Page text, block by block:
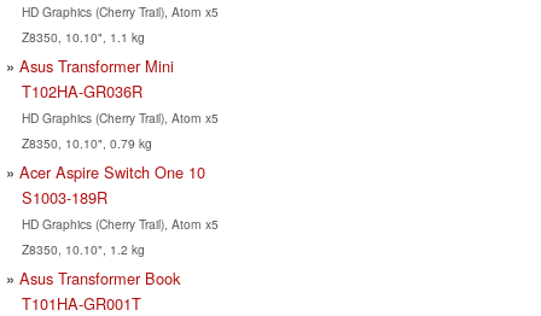
HD Graphics (Cherry Trail), Atom x5
Z8350, 10.10", 1.1 kg
Asus Transformer Mini
T102HA-GR036R
HD Graphics (Cherry Trail), Atom x5
Z8350, 10.10", 0.79 kg
Acer Aspire Switch One 10
S1003-189R
HD Graphics (Cherry Trail), Atom x5
Z8350, 10.10", 1.2 kg
Asus Transformer Book
T101HA-GR001T